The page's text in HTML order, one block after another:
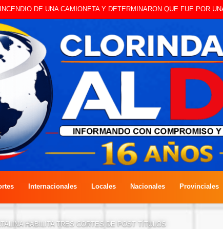
OCURRIDO ESTE JUEVES
Internacionales Locales Nacionales Provinciales
HABILITA TRES CORTES DE POST TÍTULOS